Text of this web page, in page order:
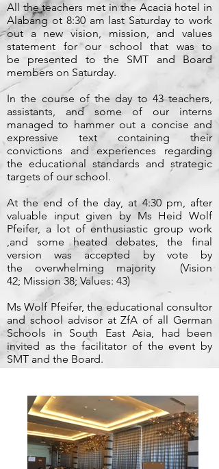
All the teachers met in the Acacia hotel in
Alabang ot 8:30 am last Saturday to work
out a new vision, mission, and values
statement for our school that was to
be presented to the SMT and Board
members on Saturday.
In the course of the day to 43 teachers,
assistants, and some of our interns
managed to hammer out a concise and
expressive text containing their
convictions and experiences regarding
the educational standards and strategic
targets of our school.
At the end of the day, at 4:30 pm, after
valuable input given by Ms Heid Wolf
Pfeifer, a lot of enthusiastic group work
,and some heated debates, the final
version was accepted by vote by
the overwhelming majority (Vision
42; Mission 38; Values: 43)
Ms Wolf Pfeifer, the educational consultor
and school advisor at ZfA of all German
Schools in South East Asia, had been
invited as the facilitator of the event by
SMT and the Board.